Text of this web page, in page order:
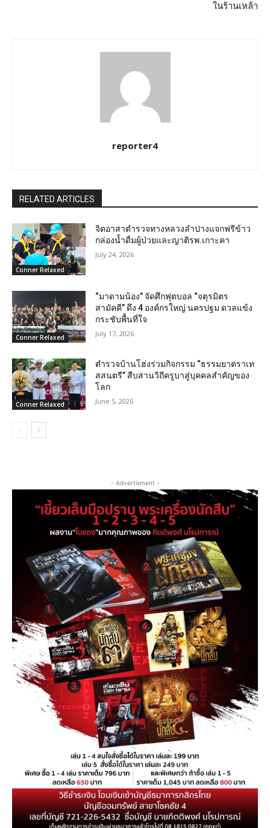
ในร้านเหล้า
reporter4
RELATED ARTICLES
Conner Relaxed
จิตอาสาตำรวจทางหลวงลำปางแจกฟรีข้าว
กล่องน้ำดื่มผู้ป่วยและญาติรพ.เกาะคา
July 24, 2026
Conner Relaxed
“มาดามน้อง” จัดศึกฟุตบอล “จตุรมิตร
สามัคคี” ดึง 4 องค์กรใหญ่ นครปฐม ดวลแข้ง
กระชับพื้นที่ใจ
July 17, 2026
Conner Relaxed
ตำรวจบ้านโฮ่งร่วมกิจกรรม “ธรรมยาตราเท
สสนตรี” สืบสานวิถีครูบาสู่บุคคลสำคัญของ
โลก
June 5, 2026
- Advertisment -